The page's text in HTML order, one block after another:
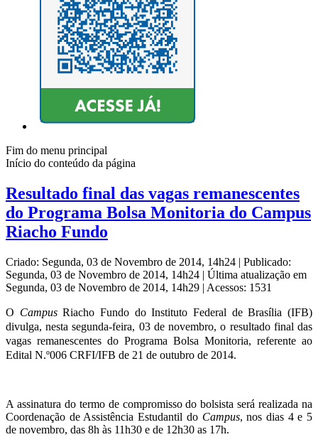
Fim do menu principal
Início do conteúdo da página
Resultado final das vagas remanescentes
do Programa Bolsa Monitoria do Campus
Riacho Fundo
Criado: Segunda, 03 de Novembro de 2014, 14h24 | Publicado:
Segunda, 03 de Novembro de 2014, 14h24 | Última atualização em
Segunda, 03 de Novembro de 2014, 14h29 | Acessos: 1531
O CampusRiacho Fundo do Instituto Federal de Brasília (IFB)
divulga, nesta segunda-feira, 03 de novembro, o resultado final das
vagas remanescentes do Programa Bolsa Monitoria, referente ao
Edital N.º006 CRFI/IFB de 21 de outubro de 2014.
A assinatura do termo de compromisso do bolsista será realizada na
Coordenação de Assistência Estudantil do Campus, nos dias 4 e 5
de novembro, das 8h às 11h30 e de 12h30 as 17h.